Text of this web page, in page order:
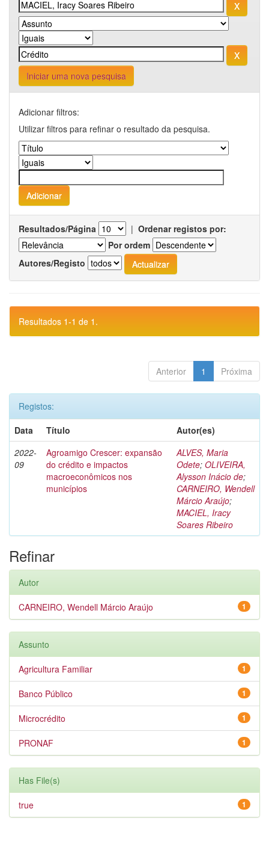
Iniciar uma nova pesquisa
Adicionar filtros:
Utilizar filtros para refinar o resultado da pesquisa.
Resultados/Página | Ordenar registos por:
Por ordem
Autores/Registo
Resultados 1-1 de 1.
Anterior 1 Próxima
Registos:
Data
Título
Autor(es)
2022-
09
Agroamigo Crescer: expansão
do crédito e impactos
macroeconômicos nos
municípios
ALVES, Maria
Odete; OLIVEIRA,
Alysson Inácio de;
CARNEIRO, Wendell
Márcio Araújo;
MACIEL, Iracy
Soares Ribeiro
Refinar
Autor
1
CARNEIRO, Wendell Márcio Araújo
Assunto
1
Agricultura Familiar
1
Banco Público
1
Microcrédito
1
PRONAF
Has File(s)
1
true